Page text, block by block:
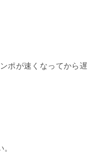
ポが速くなってから遅